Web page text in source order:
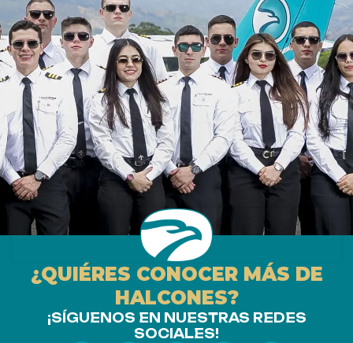
¿QUIÉRES CONOCER MÁS DE
HALCONES?
¡SÍGUENOS EN NUESTRAS REDES
SOCIALES!